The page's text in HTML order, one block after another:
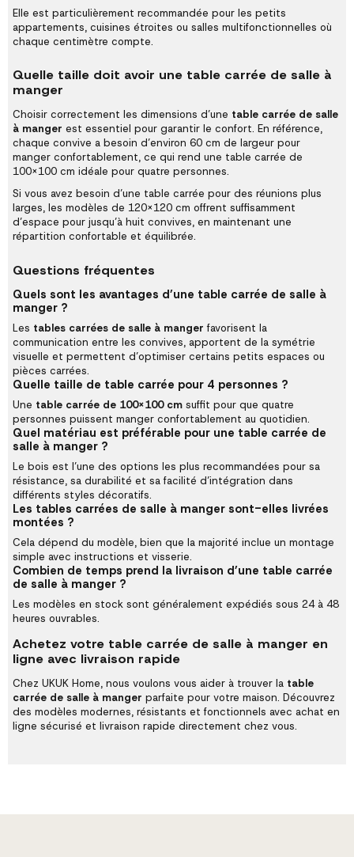
Elle est particulièrement recommandée pour les petits
appartements, cuisines étroites ou salles multifonctionnelles où
chaque centimètre compte.
Quelle taille doit avoir une table carrée de salle à
manger
Choisir correctement les dimensions d’une table carrée de salle
à manger est essentiel pour garantir le confort. En référence,
chaque convive a besoin d’environ 60 cm de largeur pour
manger confortablement, ce qui rend une table carrée de
100x100 cm idéale pour quatre personnes.
Si vous avez besoin d’une table carrée pour des réunions plus
larges, les modèles de 120x120 cm offrent suffisamment
d’espace pour jusqu’à huit convives, en maintenant une
répartition confortable et équilibrée.
Questions fréquentes
Quels sont les avantages d’une table carrée de salle à
manger ?
Les tables carrées de salle à manger favorisent la
communication entre les convives, apportent de la symétrie
visuelle et permettent d’optimiser certains petits espaces ou
pièces carrées.
Quelle taille de table carrée pour 4 personnes ?
Une table carrée de 100x100 cm suffit pour que quatre
personnes puissent manger confortablement au quotidien.
Quel matériau est préférable pour une table carrée de
salle à manger ?
Le bois est l’une des options les plus recommandées pour sa
résistance, sa durabilité et sa facilité d’intégration dans
différents styles décoratifs.
Les tables carrées de salle à manger sont-elles livrées
montées ?
Cela dépend du modèle, bien que la majorité inclue un montage
simple avec instructions et visserie.
Combien de temps prend la livraison d’une table carrée
de salle à manger ?
Les modèles en stock sont généralement expédiés sous 24 à 48
heures ouvrables.
Achetez votre table carrée de salle à manger en
ligne avec livraison rapide
Chez UKUK Home, nous voulons vous aider à trouver la table
carrée de salle à manger parfaite pour votre maison. Découvrez
des modèles modernes, résistants et fonctionnels avec achat en
ligne sécurisé et livraison rapide directement chez vous.